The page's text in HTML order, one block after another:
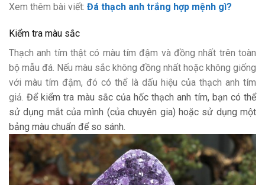
Xem thêm bài viết: Đá thạch anh trắng hợp mệnh gì?
Kiểm tra màu sắc
Thạch anh tím thật có màu tím đậm và đồng nhất trên toàn
bộ mẫu đá. Nếu màu sắc không đồng nhất hoặc không giống
với màu tím đậm, đó có thể là dấu hiệu của thạch anh tím
giả.Để kiểm tra màu sắc của hốc thạch anh tím, bạn có thể
sử dụng mắt của mình (của chuyên gia) hoặc sử dụng một
bảng màu chuẩn để so sánh.